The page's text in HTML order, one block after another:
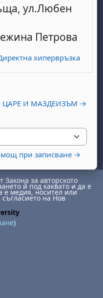
ул.Любен
Петрова
хипервръзка
ЦАРЕ И МАЗДЕИЗЪМ →
при записване →
за авторското
й под каквато и да е
е медия, носител или
на Нов
)